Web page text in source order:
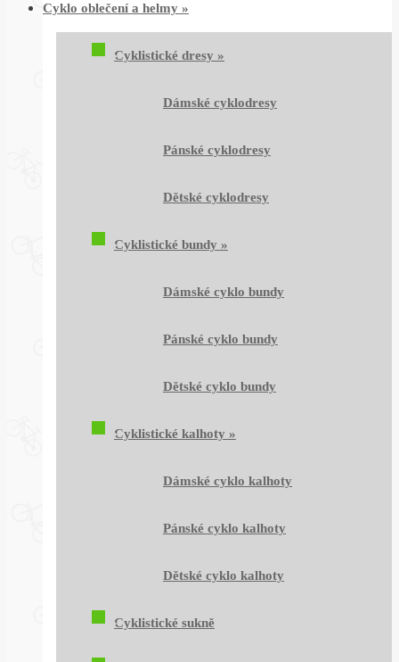
Cyklo oblečení a helmy »
Cyklistické dresy »
Dámské cyklodresy
Pánské cyklodresy
Dětské cyklodresy
Cyklistické bundy »
Dámské cyklo bundy
Pánské cyklo bundy
Dětské cyklo bundy
Cyklistické kalhoty »
Dámské cyklo kalhoty
Pánské cyklo kalhoty
Dětské cyklo kalhoty
Cyklistické sukně